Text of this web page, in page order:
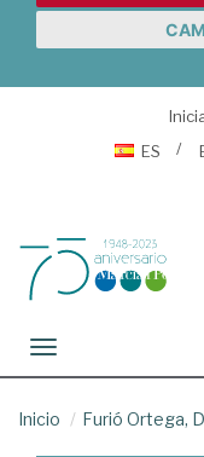
ES
Toggle navigation
Inicio Furió Ortega,